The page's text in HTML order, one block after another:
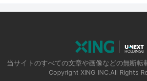
当サイトのすべての文章や画像などの無断転
Copyright XING INC.All Rights